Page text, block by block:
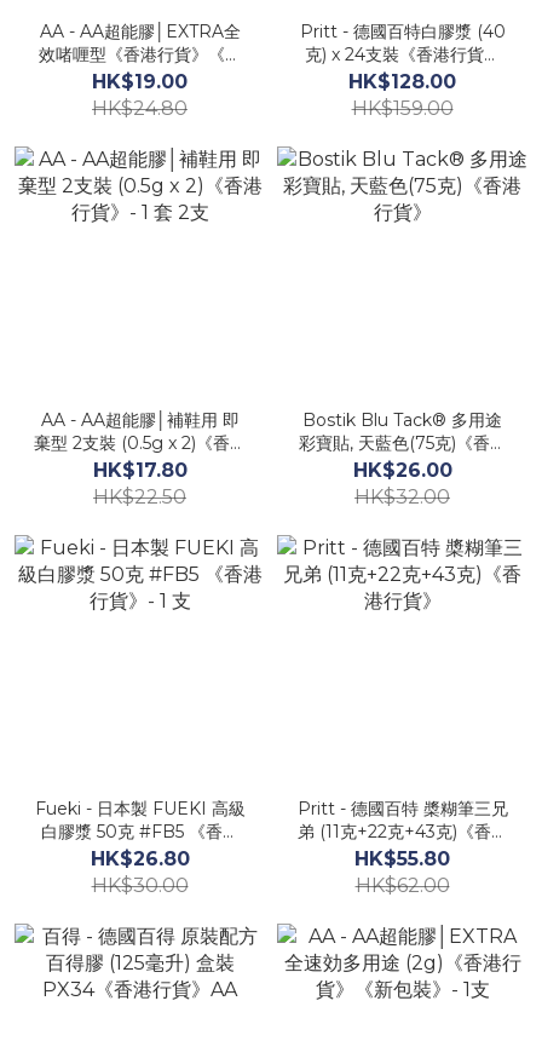
AA - AA超能膠│EXTRA全
效啫喱型《香港行貨》《新
包裝》- 1支
HK$19.00
HK$24.80
Pritt - 德國百特白膠漿 (40
克) x 24支裝《香港行貨》
PKAW4
HK$128.00
HK$159.00
AA - AA超能膠│補鞋用 即
棄型 2支裝 (0.5g x 2)《香港
行貨》- 1 套 2支
HK$17.80
HK$22.50
Bostik Blu Tack® 多用途
彩寶貼, 天藍色(75克)《香港
行貨》
HK$26.00
HK$32.00
Fueki - 日本製 FUEKI 高級
白膠漿 50克 #FB5 《香港
行貨》- 1 支
HK$26.80
HK$30.00
Pritt - 德國百特 槳糊筆三兄
弟 (11克+22克+43克)《香港
行貨》
HK$55.80
HK$62.00